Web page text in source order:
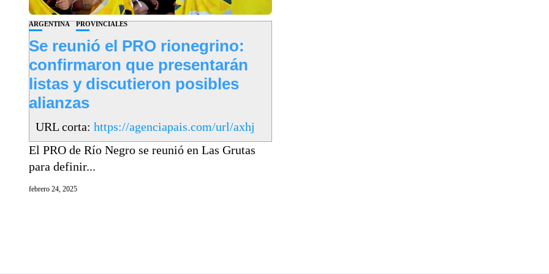
ARGENTINA PROVINCIALES
Se reunió el PRO rionegrino:
confirmaron que presentarán
listas y discutieron posibles
alianzas
URL corta: https://agenciapais.com/url/axhj
El PRO de Río Negro se reunió en Las Grutas
para definir...
febrero 24, 2025